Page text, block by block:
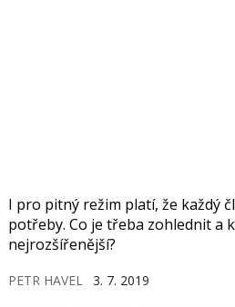
I pro pitný režim platí, že každý
potřeby. Co je třeba zohlednit a
nejrozšířenější?
PETR HAVEL 3. 7. 2019